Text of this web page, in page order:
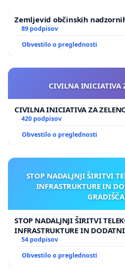
Zemljevid občinskih
89 podpisov
Obvestilo o preglednosti
CIVILNA INICIATIVA
CIVILNA INICIATIVA ZA
420 podpisov
Obvestilo o preglednosti
STOP NADALJNJI ŠIRITVI
INFRASTRUKTURE IN
STOP NADALJNJI ŠIRITVI
INFRASTRUKTURE IN
GRADIŠČAKU
54 podpisov
Obvestilo o preglednosti